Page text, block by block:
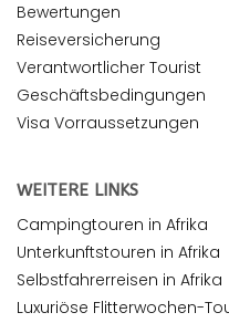
Bewertungen
Reiseversicherung
Verantwortlicher Tourist
Geschäftsbedingungen
Visa Vorraussetzungen
WEITERE LINKS
Campingtouren in Afrika
Unterkunftstouren in Afrika
Selbstfahrerreisen in Afrika
Luxuriöse Flitterwochen-